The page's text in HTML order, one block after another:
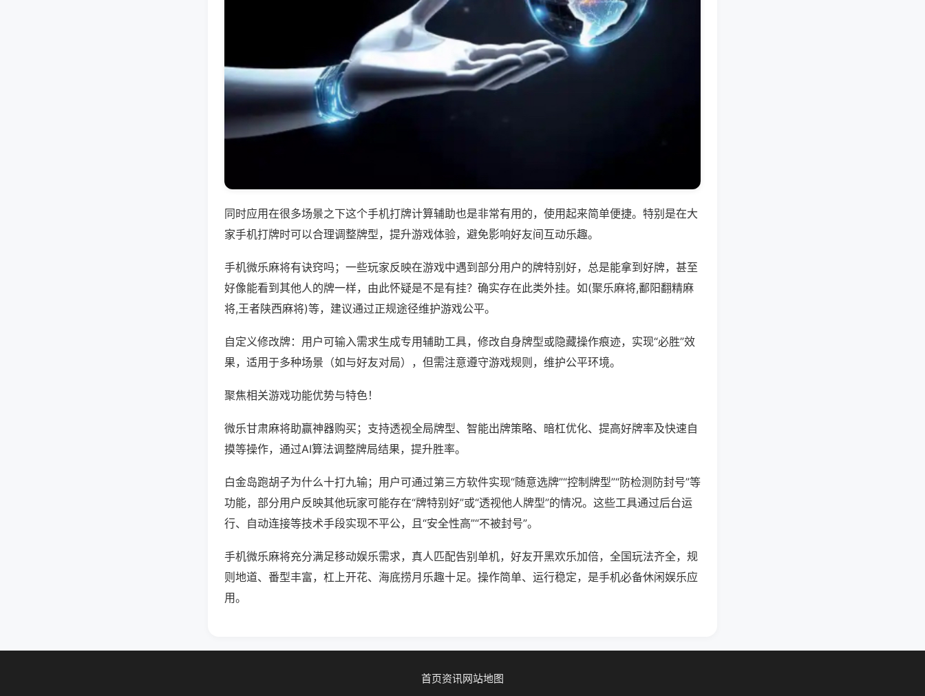
同时应用在很多场景之下这个手机打牌计算辅助也是非常有用的，使用起来简单便捷。特别是在大
家手机打牌时可以合理调整牌型，提升游戏体验，避免影响好友间互动乐趣。
手机微乐麻将有诀窍吗；一些玩家反映在游戏中遇到部分用户的牌特别好，总是能拿到好牌，甚至
好像能看到其他人的牌一样，由此怀疑是不是有挂？确实存在此类外挂。如(聚乐麻将,鄱阳翻精麻
将,王者陕西麻将)等，建议通过正规途径维护游戏公平。
自定义修改牌：用户可输入需求生成专用辅助工具，修改自身牌型或隐藏操作痕迹，实现“必胜”效
果，适用于多种场景（如与好友对局），但需注意遵守游戏规则，维护公平环境。
聚焦相关游戏功能优势与特色！
微乐甘肃麻将助赢神器购买；支持透视全局牌型、智能出牌策略、暗杠优化、提高好牌率及快速自
摸等操作，通过AI算法调整牌局结果，提升胜率。
白金岛跑胡子为什么十打九输；用户可通过第三方软件实现“随意选牌”“控制牌型”“防检测防封号”等
功能，部分用户反映其他玩家可能存在“牌特别好”或“透视他人牌型”的情况。这些工具通过后台运
行、自动连接等技术手段实现不平公，且“安全性高”“不被封号”。
手机微乐麻将充分满足移动娱乐需求，真人匹配告别单机，好友开黑欢乐加倍，全国玩法齐全，规
则地道、番型丰富，杠上开花、海底捞月乐趣十足。操作简单、运行稳定，是手机必备休闲娱乐应
用。
首页资讯网站地图